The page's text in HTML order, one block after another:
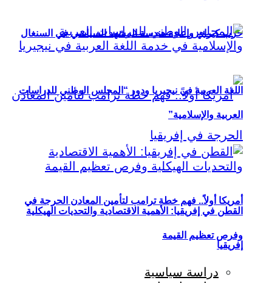
حزب كيراي وإعادة هندسة المشهد السياسي في السنغال
أمريكا أولاً.. فهم خطة ترامب لتأمين المعادن الحرجة في
إفريقيا
اللغة العربية في نيجيريا ودور “المجلس الوطني للدراسات
العربية والإسلامية”
القطن في إفريقيا: الأهمية الاقتصادية والتحديات الهيكلية
وفرص تعظيم القيمة
دراسة سياسية